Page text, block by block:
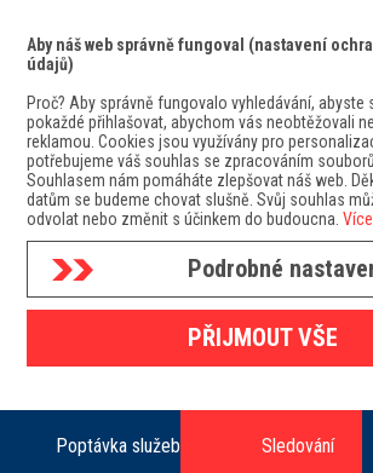
Poptávka služeb Sledování
GDPR
Mapa doručovacích zón
Aby náš web správně fungoval (nastavení
údajů)
Proč? Aby správně fungovalo vyhledávání, abyste
pokaždé přihlašovat, abychom vás neobtěžovali
reklamou. Cookies jsou využívány pro
potřebujeme váš souhlas se zpracováním
Souhlasem nám pomáháte zlepšovat náš web.
datům se budeme chovat slušně. Svůj souhlas
odvolat nebo změnit s účinkem do budoucna.
Podrobné
PŘIJMOUT VŠE